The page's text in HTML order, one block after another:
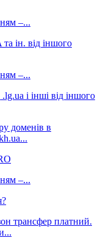
–...
ін. від іншого
–...
і інші від іншого
доменів в
–...
трансфер платний.